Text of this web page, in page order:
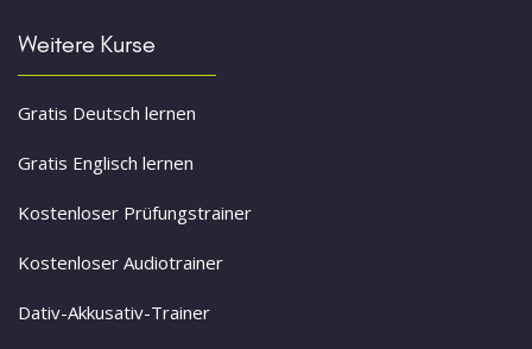
Weitere Kurse
Gratis Deutsch lernen
Gratis Englisch lernen
Kostenloser Prüfungstrainer
Kostenloser Audiotrainer
Dativ-Akkusativ-Trainer